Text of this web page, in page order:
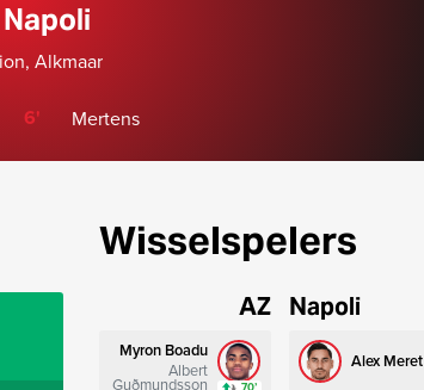
Alkmaar
6' Mertens
Wisselspelers
AZ
Myron Boadu
Albert
Guðmundsson
Napoli
Alex Meret